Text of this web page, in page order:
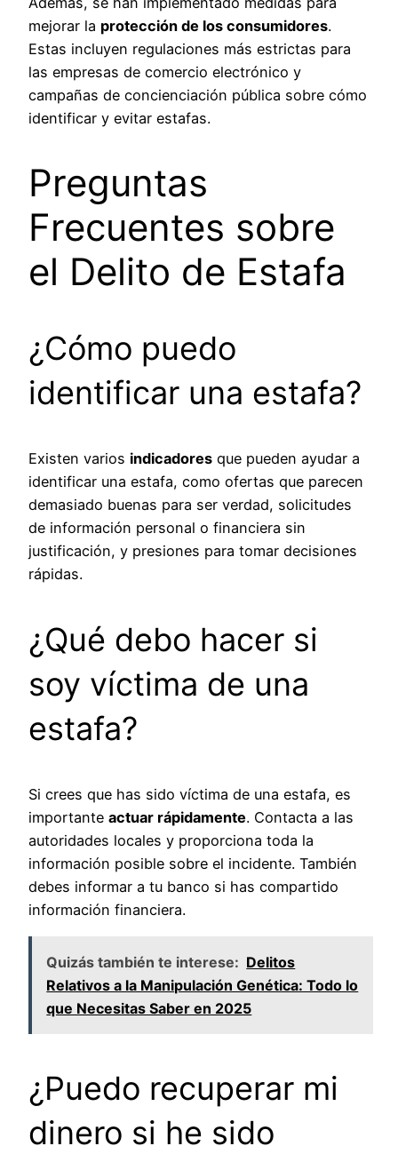
mejorar la protección de los consumidores.
Estas incluyen regulaciones más estrictas para
las empresas de comercio electrónico y
campañas de concienciación pública sobre cómo
identificar y evitar estafas.
Preguntas
Frecuentes sobre
el Delito de Estafa
¿Cómo puedo
identificar una estafa?
Existen varios indicadores que pueden ayudar a
identificar una estafa, como ofertas que parecen
demasiado buenas para ser verdad, solicitudes
de información personal o financiera sin
justificación, y presiones para tomar decisiones
rápidas.
¿Qué debo hacer si
soy víctima de una
estafa?
Si crees que has sido víctima de una estafa, es
importante actuar rápidamente. Contacta a las
autoridades locales y proporciona toda la
información posible sobre el incidente. También
debes informar a tu banco si has compartido
información financiera.
Quizás también te interese: Delitos
Relativos a la Manipulación Genética: Todo lo
que Necesitas Saber en 2025
¿Puedo recuperar mi
dinero si he sido